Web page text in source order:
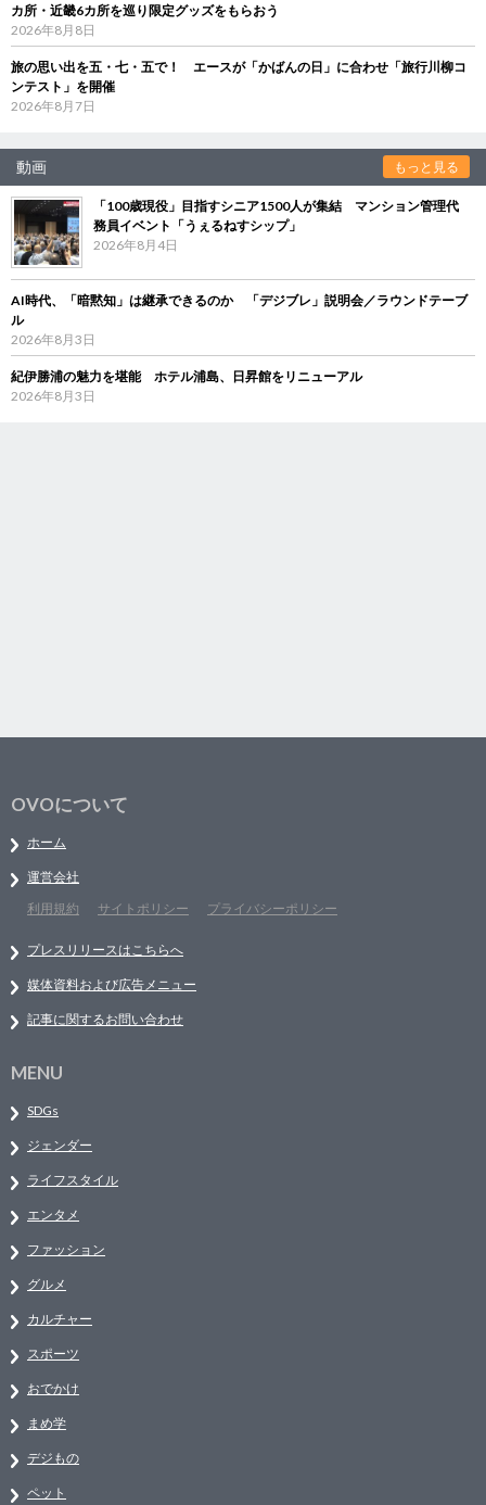
カ所・近畿6カ所を巡り限定グッズをもらおう
2026年8月8日
旅の思い出を五・七・五で！ エースが「かばんの日」に合わせ「旅行川柳コ
ンテスト」を開催
2026年8月7日
動画 もっと見る
「100歳現役」目指すシニア1500人が集結 マンション管理代
務員イベント「うぇるねすシップ」
2026年8月4日
AI時代、「暗黙知」は継承できるのか 「デジブレ」説明会／ラウンドテーブ
ル
2026年8月3日
紀伊勝浦の魅力を堪能 ホテル浦島、日昇館をリニューアル
2026年8月3日
OVOについて
ホーム
運営会社
利用規約
サイトポリシー プライバシーポリシー
プレスリリースはこちらへ
媒体資料および広告メニュー
記事に関するお問い合わせ
MENU
SDGs
ジェンダー
ライフスタイル
エンタメ
ファッション
グルメ
カルチャー
スポーツ
おでかけ
まめ学
デジもの
ペット